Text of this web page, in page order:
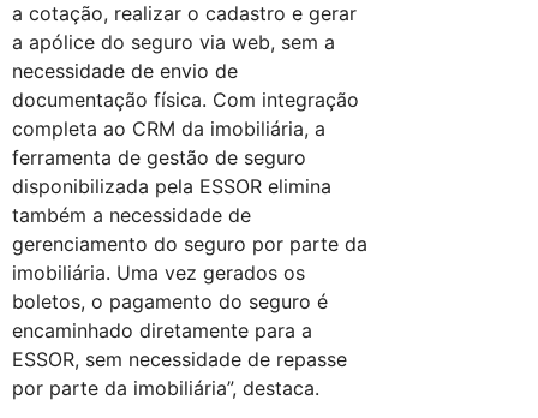
a cotação, realizar o cadastro e gerar
a apólice do seguro via web, sem a
necessidade de envio de
documentação física. Com integração
completa ao CRM da imobiliária, a
ferramenta de gestão de seguro
disponibilizada pela ESSOR elimina
também a necessidade de
gerenciamento do seguro por parte da
imobiliária. Uma vez gerados os
boletos, o pagamento do seguro é
encaminhado diretamente para a
ESSOR, sem necessidade de repasse
por parte da imobiliária”, destaca.